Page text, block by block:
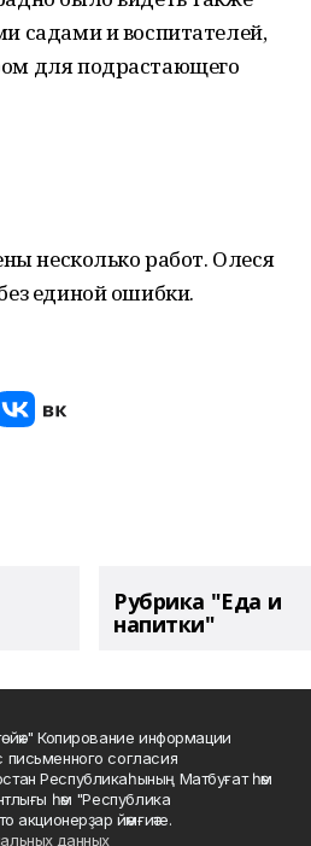
садами и воспитателей,
для подрастающего
несколько работ. Олеся
единой ошибки.
Рубрика "Еда и
напитки"
Копирование информации
согласия
Республикаһының Матбуғат һәм
һәм "Республика
акционерҙар йәмғиәте.
данных